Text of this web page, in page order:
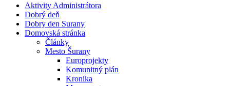
Aktivity Administrátora
Dobrý deň
Dobry den Surany
Domovská stránka
Články
Mesto Šurany
Europrojekty
Komunitný plán
Kronika